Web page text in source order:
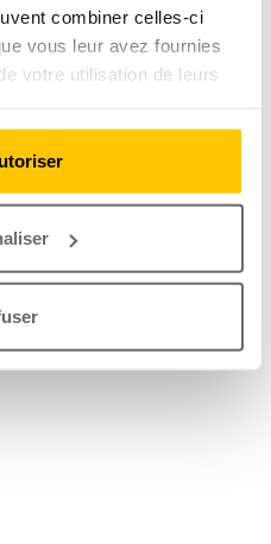
combiner celles-ci
vous leur avez fournies
votre utilisation de leurs